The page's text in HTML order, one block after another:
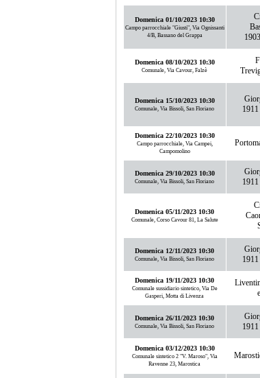
Domenica 01/10/2023 10:30
Campo parrocchiale "Giusti", Via Ognissanti
4/B, Bassano del Grappa
Domenica 08/10/2023 10:30
Comunale, Via Cavour, Falzè
Domenica 15/10/2023 10:30
Comunale, Via Bissoli, San Floriano
Domenica 22/10/2023 10:30
Campo parrocchiale, Via Campei,
Campomolino
Domenica 29/10/2023 10:30
Comunale, Via Bissoli, San Floriano
Domenica 05/11/2023 10:30
Comunale, Corso Cavour 81, La Salute
Domenica 12/11/2023 10:30
Comunale, Via Bissoli, San Floriano
Domenica 19/11/2023 10:30
Comunale sussidiario sintetico, Via De
Gasperi, Motta di Livenza
Domenica 26/11/2023 10:30
Comunale, Via Bissoli, San Floriano
Domenica 03/12/2023 10:30
Comunale sintetico 2 "V. Maroso", Via
Ravenne 23, Marostica